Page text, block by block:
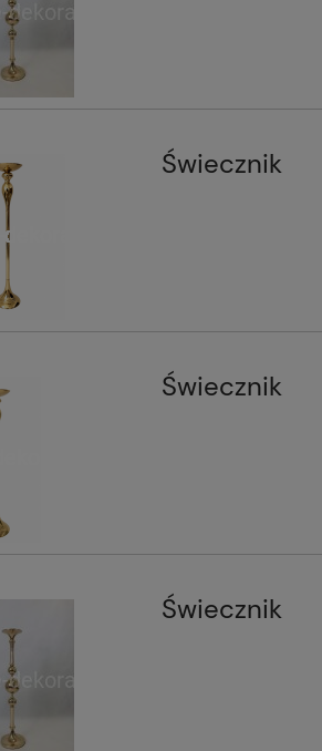
Świecznik
Świecznik
Świecznik